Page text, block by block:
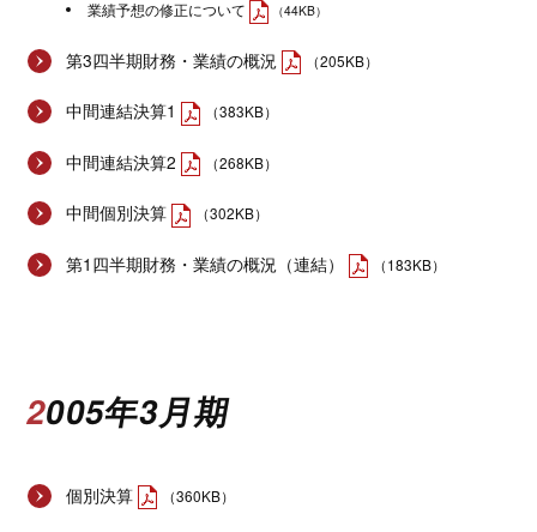
業績予想の修正について （44KB）
第3四半期財務・業績の概況 （205KB）
中間連結決算1 （383KB）
中間連結決算2 （268KB）
中間個別決算 （302KB）
第1四半期財務・業績の概況（連結） （183KB）
2005年3月期
個別決算 （360KB）